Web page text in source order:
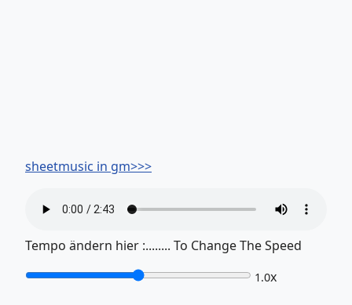
sheetmusic in gm>>>
Tempo ändern hier :........ To Change The Speed
1.0x